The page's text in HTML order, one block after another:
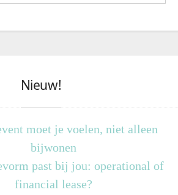
Nieuw!
moet je voelen, niet alleen
bijwonen
past bij jou: operational of
financial lease?